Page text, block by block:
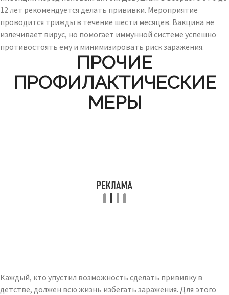
12 лет рекомендуется делать прививки. Мероприятие
проводится трижды в течение шести месяцев. Вакцина не
излечивает вирус, но помогает иммунной системе успешно
противостоять ему и минимизировать риск заражения.
ПРОЧИЕ
ПРОФИЛАКТИЧЕСКИЕ
МЕРЫ
Каждый, кто упустил возможность сделать прививку в
детстве, должен всю жизнь избегать заражения. Для этого